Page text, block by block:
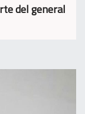
del general